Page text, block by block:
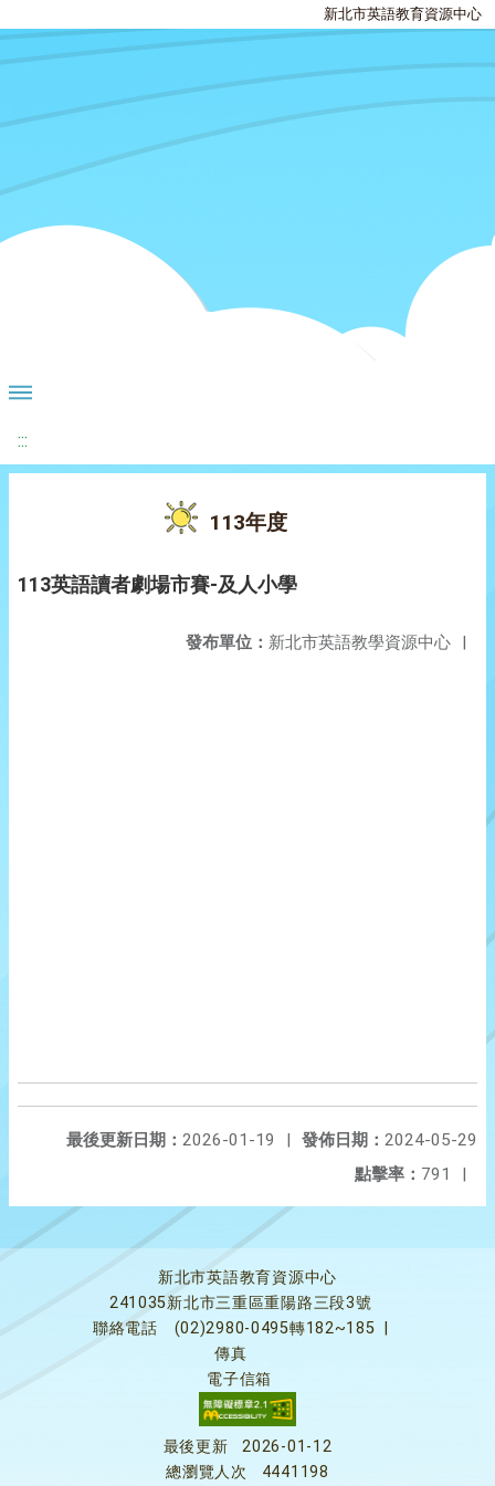
新北市英語教育資源中心
:::
113年度
113英語讀者劇場市賽-及人小學
發布單位： 新北市英語教學資源中心 |
發佈日期： 2024-05-29
最後更新日期： 2026-01-19
|
點擊率： 791 |
新北市英語教育資源中心
241035新北市三重區重陽路三段3號
聯絡電話
(02)2980-0495轉182~185
傳真
電子信箱
最後更新
2026-01-12
總瀏覽人次
4441198